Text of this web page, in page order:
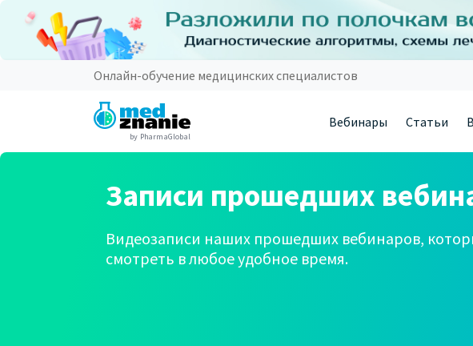
Онлайн-обучение медицинских специалистов
by PharmaGlobal
Вебинары Статьи
Записи прошедших
Видеозаписи наших прошедших вебинаров,
смотреть в любое удобное время.